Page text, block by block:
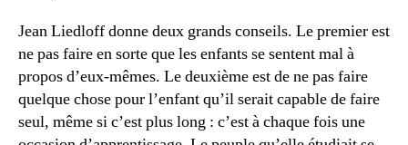
Jean Liedloff donne deux grands conseils. Le premier est
ne pas faire en sorte que les enfants se sentent mal à
propos d’eux-mêmes. Le deuxième est de ne pas faire
quelque chose pour l’enfant qu’il serait capable de faire
seul, même si c’est plus long : c’est à chaque fois une